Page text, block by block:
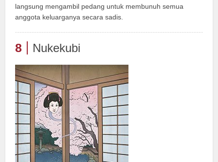
langsung mengambil pedang untuk membunuh semua
anggota keluarganya secara sadis.
8 Nukekubi